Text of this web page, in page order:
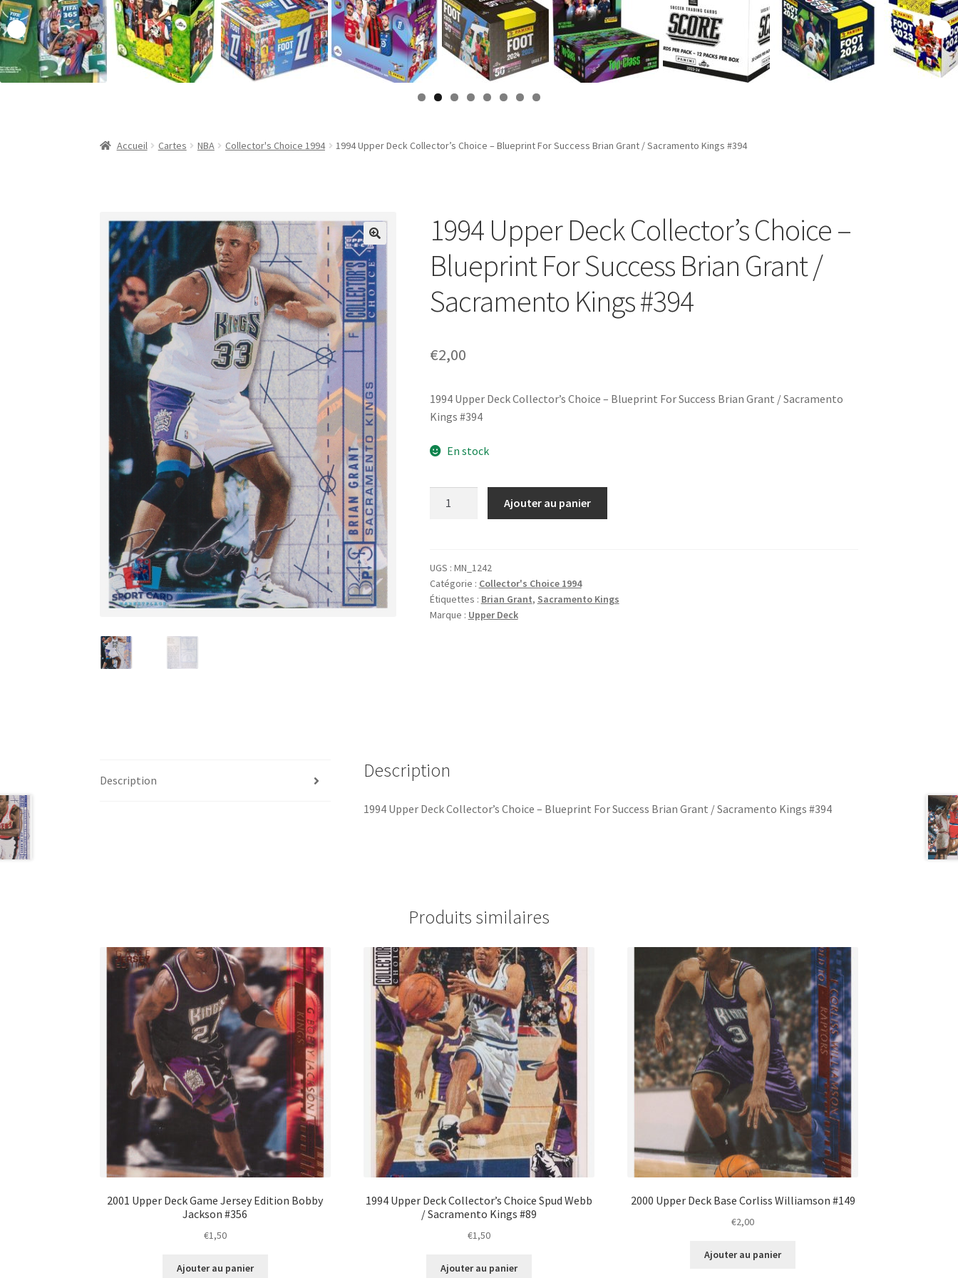
Accueil Cartes NBA Collector's Choice 1994 1994 Upper Deck Collector’s Choice – Blueprint For Success Brian Grant / Sacramento Kings #394
1994 Upper Deck Collector’s Choice –
Blueprint For Success Brian Grant /
Sacramento Kings #394
€2,00
1994 Upper Deck Collector’s Choice – Blueprint For Success Brian Grant / Sacramento
Kings #394
En stock
Deck
Collector's
Choice
-
Kings
#394
Ajouter au panier
UGS : MN_1242
Catégorie : Collector's Choice 1994
Étiquettes : Brian Grant, Sacramento Kings
Marque : Upper Deck
Description Description
1994 Upper Deck Collector’s Choice – Blueprint For Success Brian Grant / Sacramento Kings #394
Produits similaires
2001 Upper Deck Game Jersey Edition Bobby
Jackson #356
€1,50
Ajouter au panier
1994 Upper Deck Collector’s Choice Spud Webb
/ Sacramento Kings #89
€1,50
Ajouter au panier
2000 Upper Deck Base Corliss Williamson #149
€2,00
Ajouter au panier